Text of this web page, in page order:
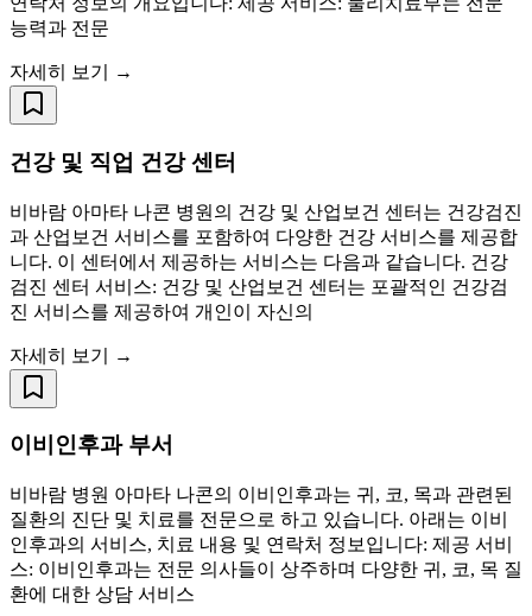
능력과 전문
자세히 보기 →
건강 및 직업 건강 센터
비바람 아마타 나콘 병원의 건강 및 산업보건 센터는 건강검진
과 산업보건 서비스를 포함하여 다양한 건강 서비스를 제공합
니다. 이 센터에서 제공하는 서비스는 다음과 같습니다. 건강
검진 센터 서비스: 건강 및 산업보건 센터는 포괄적인 건강검
진 서비스를 제공하여 개인이 자신의
자세히 보기 →
이비인후과 부서
비바람 병원 아마타 나콘의 이비인후과는 귀, 코, 목과 관련된
질환의 진단 및 치료를 전문으로 하고 있습니다. 아래는 이비
인후과의 서비스, 치료 내용 및 연락처 정보입니다: 제공 서비
스: 이비인후과는 전문 의사들이 상주하며 다양한 귀, 코, 목 질
환에 대한 상담 서비스